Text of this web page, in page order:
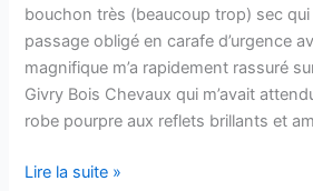
bouchon très (beaucoup trop) sec qui
passage obligé en carafe d’urgence
magnifique m’a rapidement rassuré
Givry Bois Chevaux qui m’avait
robe pourpre aux reflets brillants et
Givry
Lire la suite »